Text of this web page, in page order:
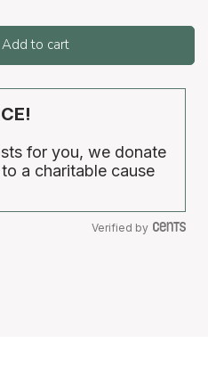
Add to cart
for you, we donate
a charitable cause
Verified by